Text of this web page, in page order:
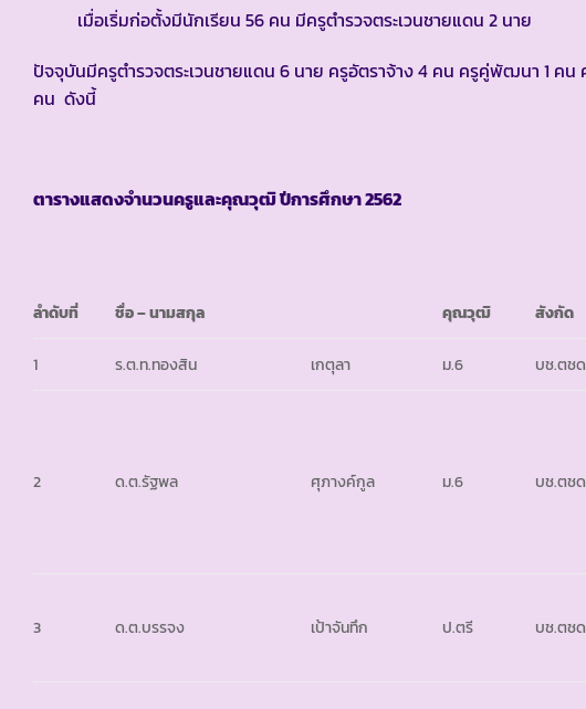
เมื่อเริ่มก่อตั้งมีนักเรียน 56 คน มีครูตำรวจตระเวนชายแดน 2 นาย
ปัจจุบันมีครูตำรวจตระเวนชายแดน 6 นาย ครูอัตราจ้าง 4 คน ครูคู่พัฒนา 1 ค
คน ดังนี้
ตารางแสดงจำนวนครูและคุณวุฒิ ปีการศึกษา2562
ลำดับที่ ชื่อ – นามสกุล คุณวุฒิ สังกัด
1 ร.ต.ท.ทองสิน เกตุลา ม.6 บช.ตช
2 ด.ต.รัฐพล ศุภางค์กูล ม.6 บช.ตช
3 ด.ต.บรรจง เป้าจันทึก ป.ตรี บช.ตช